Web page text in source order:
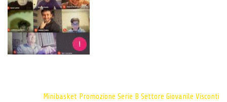
Minibasket Promozione Serie B Settore Giovanile Visconti